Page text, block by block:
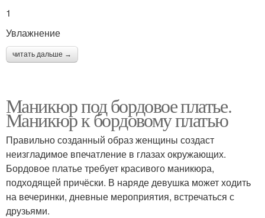
1
Увлажнение
читать дальше →
Маникюр под бордовое платье.
Маникюр к бордовому платью
Правильно созданный образ женщины создаст
неизгладимое впечатление в глазах окружающих.
Бордовое платье требует красивого маникюра,
подходящей причёски. В наряде девушка может ходить
на вечеринки, дневные мероприятия, встречаться с
друзьями.